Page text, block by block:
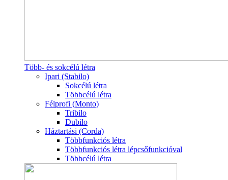
Több- és sokcélú létra
Ipari (Stabilo)
Sokcélú létra
Többcélú létra
Félprofi (Monto)
Tribilo
Dubilo
Háztartási (Corda)
Többfunkciós létra
Többfunkciós létra lépcsőfunkcióval
Többcélú létra